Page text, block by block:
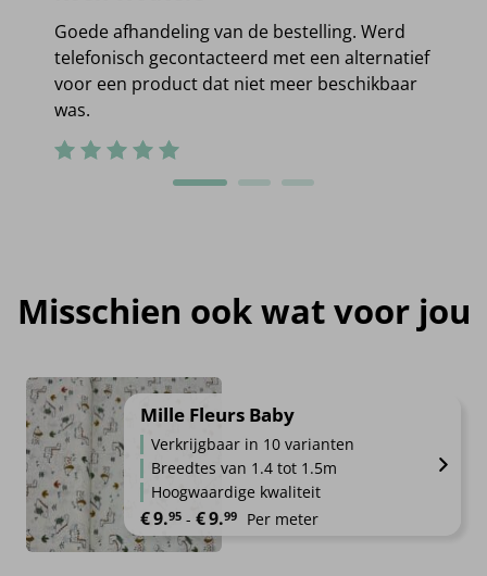
Goede afhandeling van de bestelling. Werd
telefonisch gecontacteerd met een alternatief
voor een product dat niet meer beschikbaar
was.
Misschien ook wat voor jou
Mille Fleurs Baby
Verkrijgbaar in 10 varianten
Breedtes van 1.4 tot 1.5m
Hoogwaardige kwaliteit
€9.95 - €9.99 Prijsklasse: €9.95 tot €9.99
Per meter